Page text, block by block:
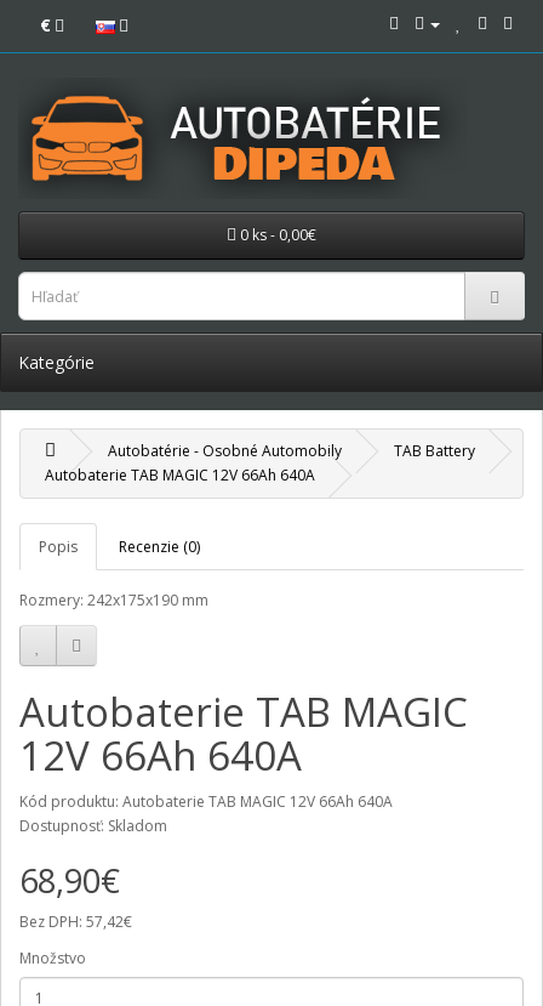
€
0 ks - 0,00€
Kategórie
Autobatérie - Osobné Automobily
TAB Battery
Autobaterie TAB MAGIC 12V 66Ah 640A
Popis Recenzie (0)
Rozmery: 242x175x190 mm
Autobaterie TAB MAGIC
12V 66Ah 640A
Kód produktu: Autobaterie TAB MAGIC 12V 66Ah 640A
Dostupnosť: Skladom
68,90€
Bez DPH: 57,42€
Množstvo